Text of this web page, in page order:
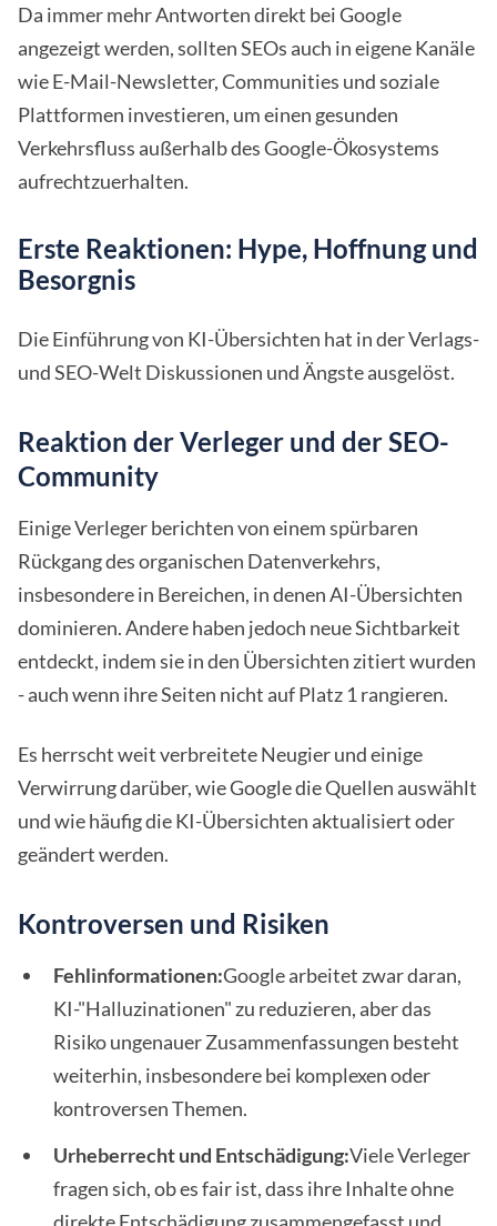
Da immer mehr Antworten direkt bei Google
angezeigt werden, sollten SEOs auch in eigene Kanäle
wie E-Mail-Newsletter, Communities und soziale
Plattformen investieren, um einen gesunden
Verkehrsfluss außerhalb des Google-Ökosystems
aufrechtzuerhalten.
Erste Reaktionen: Hype, Hoffnung und
Besorgnis
Die Einführung von KI-Übersichten hat in der Verlags-
und SEO-Welt Diskussionen und Ängste ausgelöst.
Reaktion der Verleger und der SEO-
Community
Einige Verleger berichten von einem spürbaren
Rückgang des organischen Datenverkehrs,
insbesondere in Bereichen, in denen AI-Übersichten
dominieren. Andere haben jedoch neue Sichtbarkeit
entdeckt, indem sie in den Übersichten zitiert wurden
- auch wenn ihre Seiten nicht auf Platz 1 rangieren.
Es herrscht weit verbreitete Neugier und einige
Verwirrung darüber, wie Google die Quellen auswählt
und wie häufig die KI-Übersichten aktualisiert oder
geändert werden.
Kontroversen und Risiken
Fehlinformationen:Google arbeitet zwar daran,
KI-"Halluzinationen" zu reduzieren, aber das
Risiko ungenauer Zusammenfassungen besteht
weiterhin, insbesondere bei komplexen oder
kontroversen Themen.
Urheberrecht und Entschädigung:Viele Verleger
fragen sich, ob es fair ist, dass ihre Inhalte ohne